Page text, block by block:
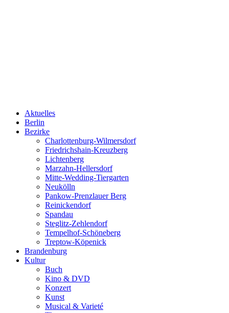
Aktuelles
Berlin
Bezirke
Charlottenburg-Wilmersdorf
Friedrichshain-Kreuzberg
Lichtenberg
Marzahn-Hellersdorf
Mitte-Wedding-Tiergarten
Neukölln
Pankow-Prenzlauer Berg
Reinickendorf
Spandau
Steglitz-Zehlendorf
Tempelhof-Schöneberg
Treptow-Köpenick
Brandenburg
Kultur
Buch
Kino & DVD
Konzert
Kunst
Musical & Varieté